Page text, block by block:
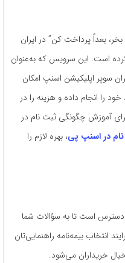
بعداً پرداخت کن” در ایران
را آغاز کرده است. این سرویس که به‌عنوان
سوپر اپلیکیشن اسنپ امکان
را انجام داده و هزینه را در
آموزش چگونگی ثبت نام در
در اسنپ پی، بهره لازم را
است تا به سؤالات شما
انتخاب بیمه‌نامه راهنمایی‌تان
خریداران می‌شود.